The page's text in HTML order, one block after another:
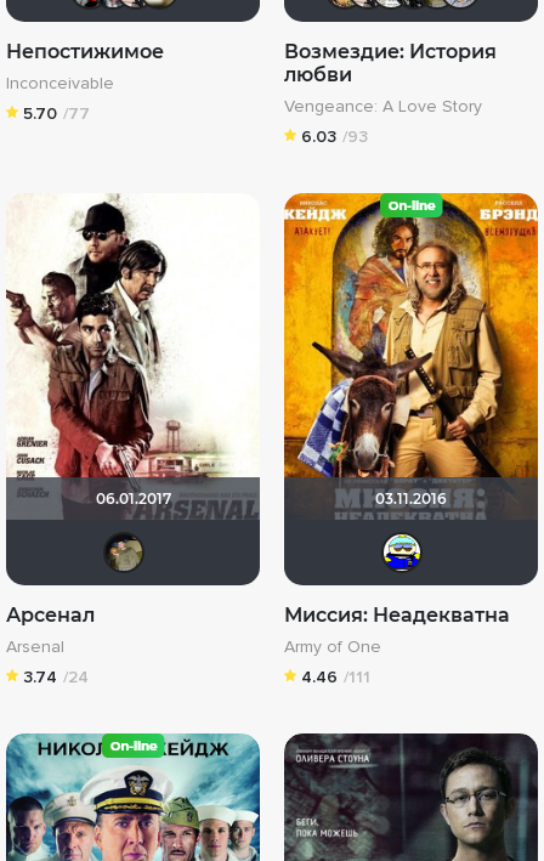
Непостижимое
Inconceivable
5.70 /77
Возмездие: История
любви
Vengeance: A Love Story
6.03 /93
06.01.2017
Арсенал
Arsenal
3.74 /24
03.11.2016
Миссия: Неадекватна
Army of One
4.46 /111